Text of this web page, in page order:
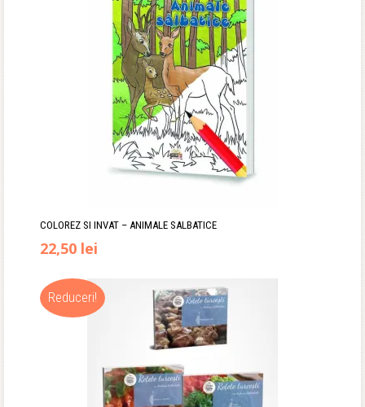
COLOREZ SI INVAT – ANIMALE SALBATICE
Prețul
inițial
a
22,50 lei
este:
22,50 lei.
Reduceri!